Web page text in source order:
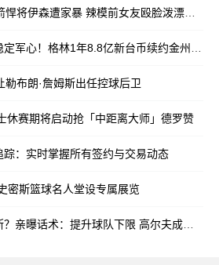
将伊森遭家暴 辣模前女友殴脸泼漂白水
！格林1年8.8亿新台币续约金州勇士辅佐库里
布朗·詹姆斯出任控球后卫
休赛期将启动抢「中距离大师」德罗赞
踪：实时掌握所有签约与交易动态
密斯篮球名人堂设专属展览
亲曝话术：提升球队下限 高尔夫成关键